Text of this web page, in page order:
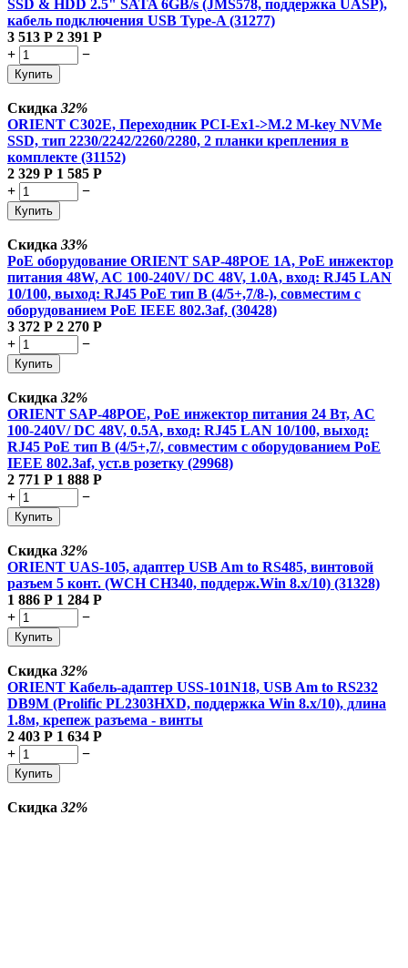
SSD & HDD 2.5" SATA 6GB/s (JMS578, поддержка UASP),
кабель подключения USB Type-A (31277)
3 513 Р 2 391 Р
+
−
Купить
Скидка 32%
ORIENT C302E, Переходник PCI-Ex1->M.2 M-key NVMe
SSD, тип 2230/2242/2260/2280, 2 планки крепления в
комплекте (31152)
2 329 Р 1 585 Р
+
−
Купить
Скидка 33%
PoE оборудование ORIENT SAP-48POE 1A, PoE инжектор
питания 48W, AC 100-240V/ DC 48V, 1.0A, вход: RJ45 LAN
10/100, выход: RJ45 PoE тип B (4/5+,7/8-), совместим с
оборудованием PoE IEEE 802.3af, (30428)
3 372 Р 2 270 Р
+
−
Купить
Скидка 32%
ORIENT SAP-48POE, PoE инжектор питания 24 Вт, AC
100-240V/ DC 48V, 0.5A, вход: RJ45 LAN 10/100, выход:
RJ45 PoE тип B (4/5+,7/, совместим с оборудованием PoE
IEEE 802.3af, уст.в розетку (29968)
2 771 Р 1 888 Р
+
−
Купить
Скидка 32%
ORIENT UAS-105, адаптер USB Am to RS485, винтовой
разъем 5 конт. (WCH CH340, поддерж.Win 8.x/10) (31328)
1 886 Р 1 284 Р
+
−
Купить
Скидка 32%
ORIENT Кабель-адаптер USS-101N18, USB Am to RS232
DB9M (Prolific PL2303HXD, поддержка Win 8.x/10), длина
1.8м, крепеж разъема - винты
2 403 Р 1 634 Р
+
−
Купить
Скидка 32%